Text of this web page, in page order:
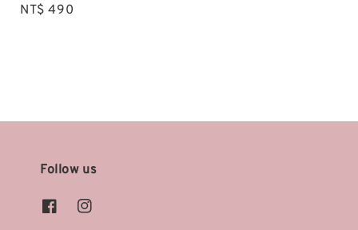
Regular
NT$ 490
Follow us